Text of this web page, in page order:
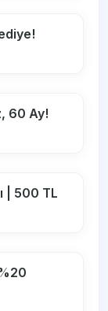
60 Ay!
| 500 TL